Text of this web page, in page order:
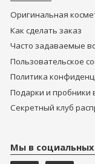
Оригинальная
Как сделать заказ
Часто задаваемые
Пользовательское
Политика
Подарки и пробники
Секретный клуб
Мы в социальных